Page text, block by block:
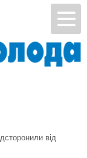
від